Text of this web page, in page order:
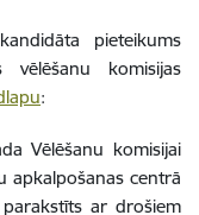
pieteikums
vēlēšanu komisijas
:
Vēlēšanu komisijai
apkalpošanas centrā
ar drošiem